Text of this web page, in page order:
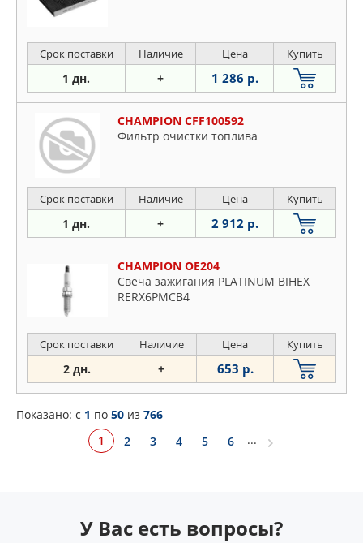
Срок поставки Наличие Цена Купить
1 дн. + 1 286 р.
CHAMPION CFF100592
Фильтр очистки топлива
Срок поставки Наличие Цена Купить
1 дн. + 2 912 р.
CHAMPION OE204
Свеча зажигания PLATINUM BIHEX
RERX6PMCB4
Срок поставки Наличие Цена Купить
2 дн. + 653 р.
Показано: c 1 по 50 из 766
1
2 3 4 5 6 ...
У Вас есть вопросы?